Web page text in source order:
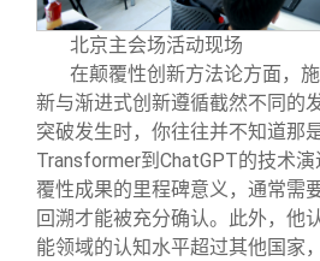
北京主会场活动现场
在颠覆性创新方法论方面，
新与渐进式创新遵循截然不同的
突破发生时，你往往并不知道那
Transformer到ChatGPT的技术
覆性成果的里程碑意义，通常需
回溯才能被充分确认。此外，他
能领域的认知水平超过其他国家